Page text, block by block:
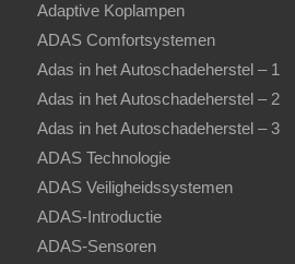
Adaptive Koplampen
ADAS Comfortsystemen
Adas in het Autoschadeherstel – 1
Adas in het Autoschadeherstel – 2
Adas in het Autoschadeherstel – 3
ADAS Technologie
ADAS Veiligheidssystemen
ADAS-Introductie
ADAS-Sensoren